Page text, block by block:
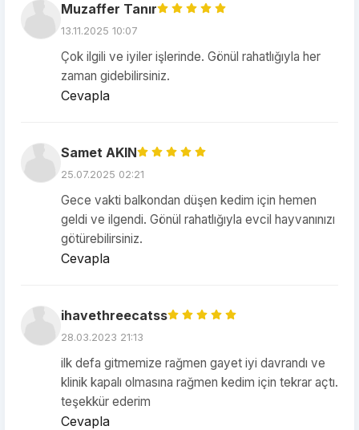
Muzaffer Tanır
13.11.2025 10:07
Çok ilgili ve iyiler işlerinde. Gönül rahatlığıyla her
zaman gidebilirsiniz.
Cevapla
Samet AKIN
25.07.2025 02:21
Gece vakti balkondan düşen kedim için hemen
geldi ve ilgendi. Gönül rahatlığıyla evcil hayvanınızı
götürebilirsiniz.
Cevapla
ihavethreecatss
28.03.2023 21:13
ilk defa gitmemize rağmen gayet iyi davrandı ve
klinik kapalı olmasına rağmen kedim için tekrar açtı.
teşekkür ederim
Cevapla